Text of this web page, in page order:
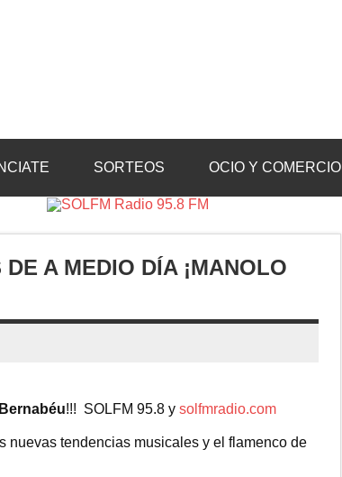
SORTEOS OCIO Y COMERCIO
A MEDIO DÍA ¡MANOLO
!!! SOLFM 95.8 y solfmradio.com
nuevas tendencias musicales y el flamenco de